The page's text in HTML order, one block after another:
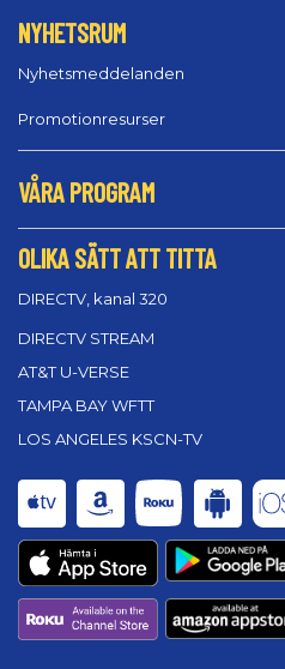
NYHETSRUM
Nyhetsmeddelanden
Promotionresurser
VÅRA PROGRAM
OLIKA SÄTT ATT TITTA
DIRECTV, kanal 320
DIRECTV STREAM
AT&T U-VERSE
TAMPA BAY WFTT
LOS ANGELES KSCN-TV